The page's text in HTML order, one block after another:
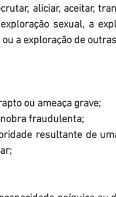
aliciar, aceitar,
sexual, a
a exploração de
rapto ou ameaça grave;
ou manobra fraudulenta;